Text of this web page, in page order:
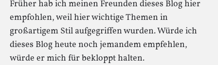
Früher hab ich meinen Freunden dieses Blog hier
empfohlen, weil hier wichtige Themen in
großartigem Stil aufgegriffen wurden. Würde ich
dieses Blog heute noch jemandem empfehlen,
würde er mich für bekloppt halten.